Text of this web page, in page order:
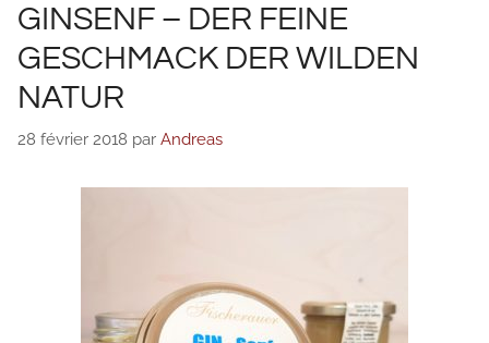
GINSENF – DER FEINE
GESCHMACK DER WILDEN
NATUR
28 février 2018 par Andreas